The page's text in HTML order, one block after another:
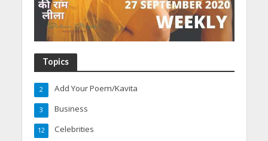
Topics
Add Your Poem/Kavita
2
Business
3
Celebrities
12